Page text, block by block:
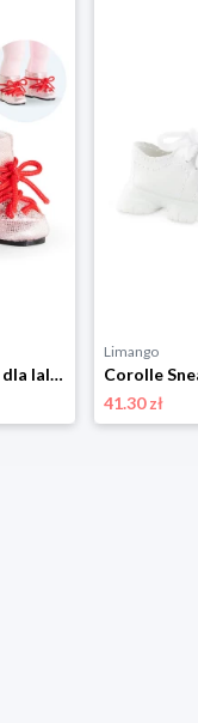
Corolle Kozaki zimowe dla lalek - 3+ rozmiar: onesize
Limango
41.30 zł